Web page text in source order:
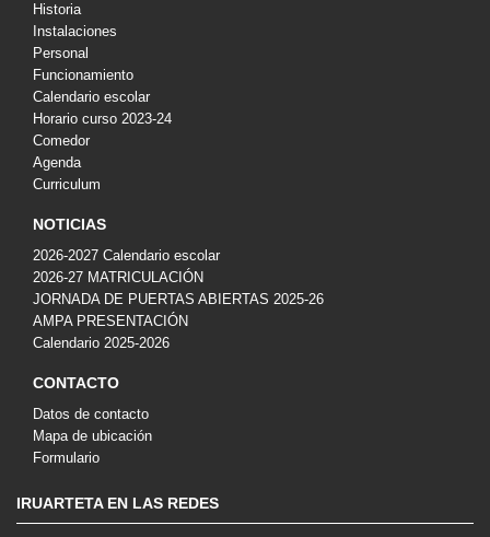
Historia
Instalaciones
Personal
Funcionamiento
Calendario escolar
Horario curso 2023-24
Comedor
Agenda
Curriculum
NOTICIAS
2026-2027 Calendario escolar
2026-27 MATRICULACIÓN
JORNADA DE PUERTAS ABIERTAS 2025-26
AMPA PRESENTACIÓN
Calendario 2025-2026
CONTACTO
Datos de contacto
Mapa de ubicación
Formulario
IRUARTETA EN LAS REDES